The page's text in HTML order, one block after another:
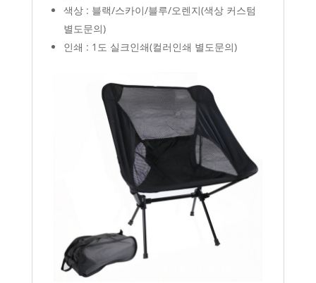
색상 : 블랙/스카이/블루/오렌지(색상 커스텀
별도문의)
인쇄 : 1도 실크인쇄(컬러인쇄 별도문의)